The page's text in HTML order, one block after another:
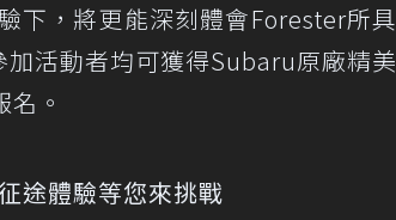
下，將更能深刻體會Forester所具
活動者均可獲得Subaru原廠精美
。
途體驗等您來挑戰